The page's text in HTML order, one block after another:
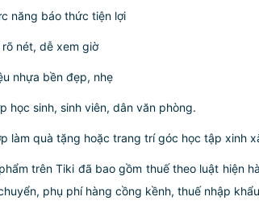
năng báo thức tiện lợi
nét, dễ xem giờ
nhựa bền đẹp, nhẹ
học sinh, sinh viên, dân văn phòng.
làm quà tặng hoặc trang trí góc học tập xinh
trên Tiki đã bao gồm thuế theo luật hiện
phụ phí hàng cồng kềnh, thuế nhập